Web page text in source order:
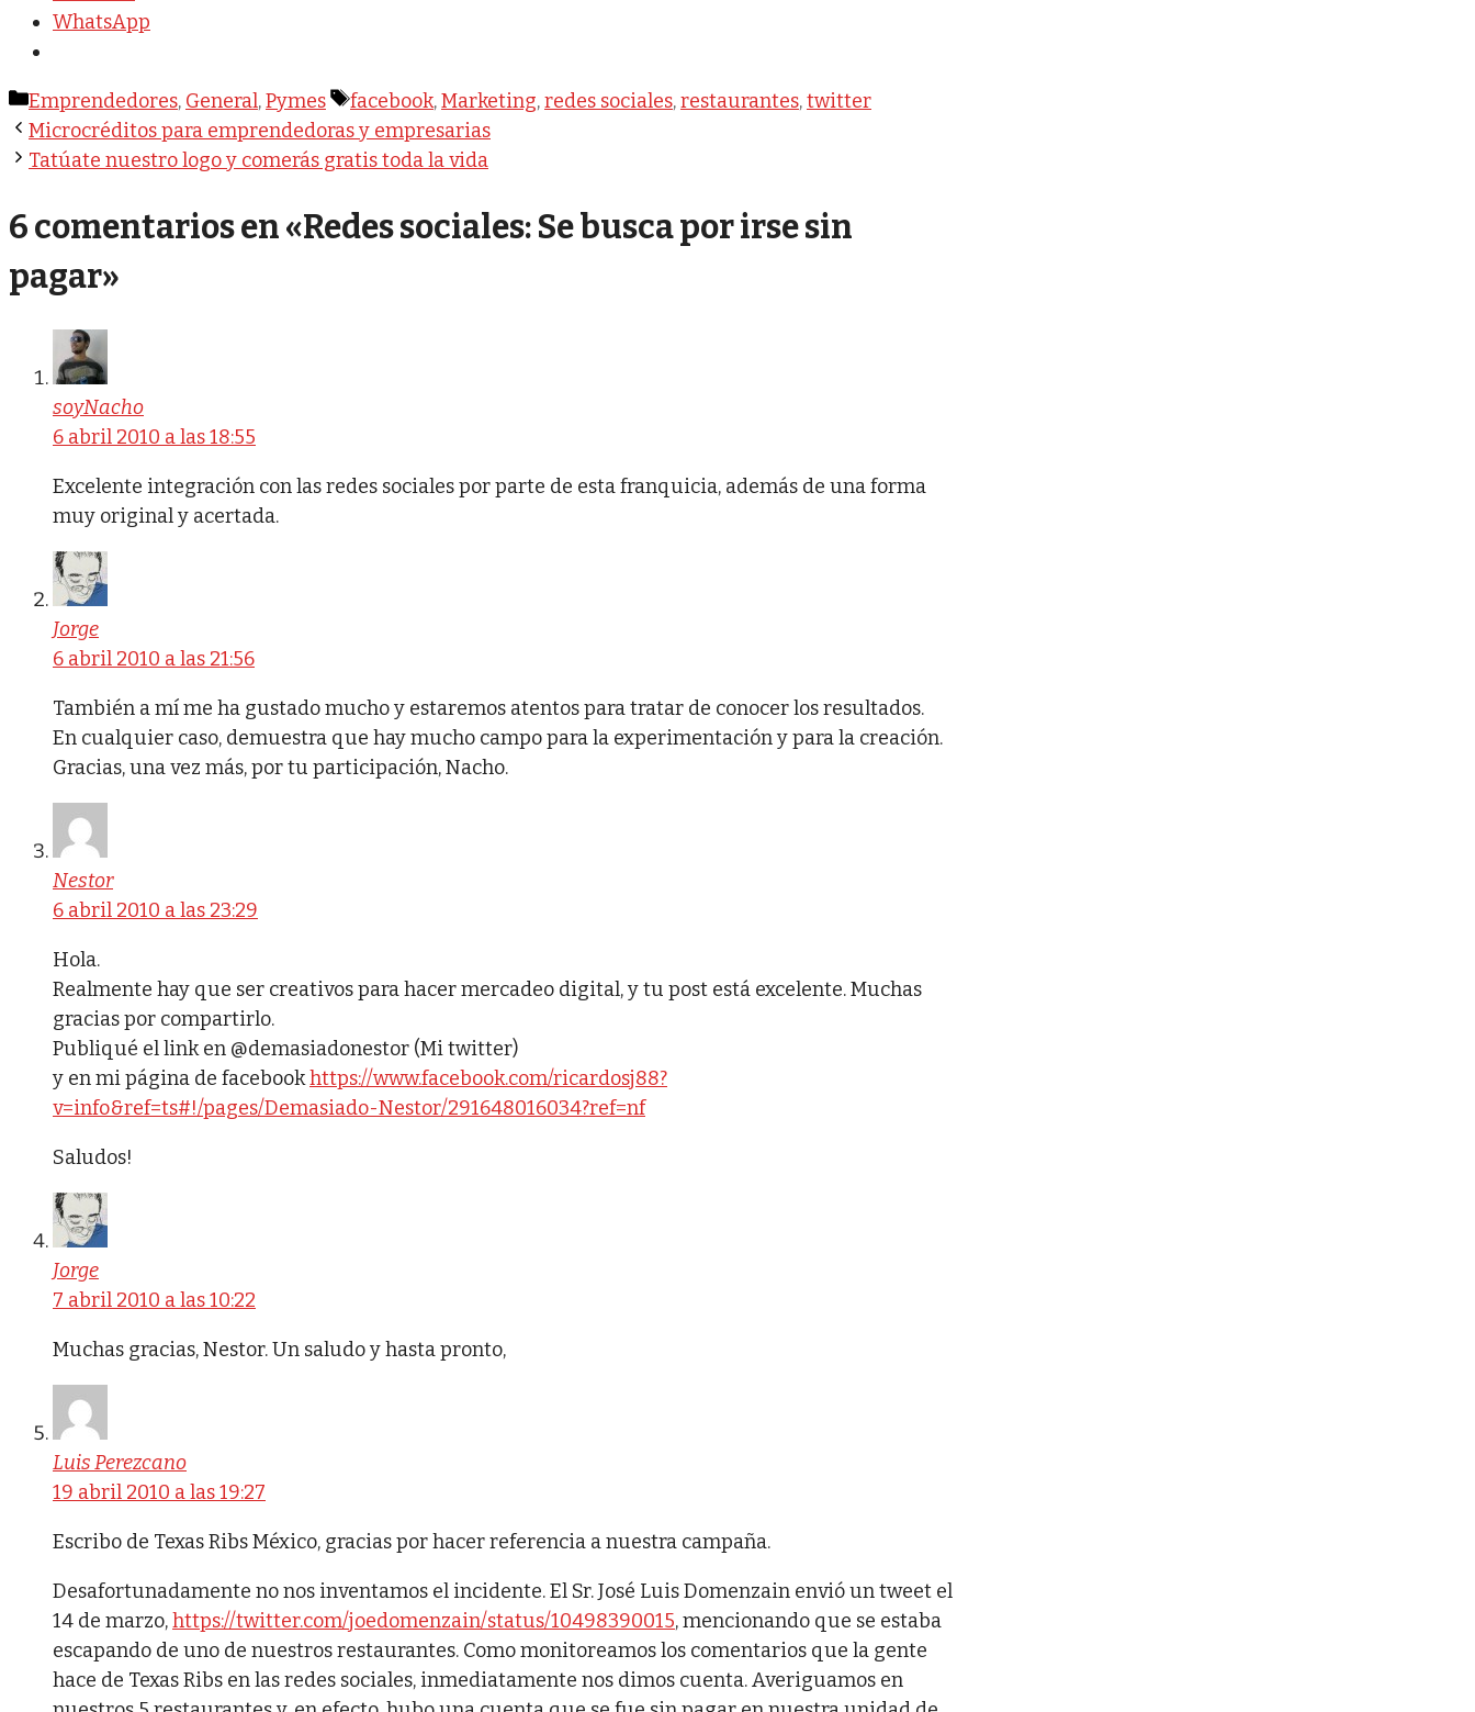
WhatsApp
Categorías
Emprendedores, General,Pymes Etiquetas
facebook,Marketing,redes sociales,restaurantes,twitter
Microcréditos para emprendedoras y empresarias
Tatúate nuestro logo y comerás gratis toda la vida
6 comentarios en «Redes sociales: Se busca por irse sin
pagar»
soyNacho
6 abril 2010 a las 18:55
Excelente integración con las redes sociales por parte de esta franquicia, además de una forma
muy original y acertada.
Jorge
6 abril 2010 a las 21:56
También a mí me ha gustado mucho y estaremos atentos para tratar de conocer los resultados.
En cualquier caso, demuestra que hay mucho campo para la experimentación y para la creación.
Gracias, una vez más, por tu participación, Nacho.
Nestor
6 abril 2010 a las 23:29
Hola.
Realmente hay que ser creativos para hacer mercadeo digital, y tu post está excelente. Muchas
gracias por compartirlo.
Publiqué el link en @demasiadonestor (Mi twitter)
y en mi página de facebookhttps://www.facebook.com/ricardosj88?
v=info&ref=ts#!/pages/Demasiado-Nestor/291648016034?ref=nf
Saludos!
Jorge
7 abril 2010 a las 10:22
Muchas gracias, Nestor. Un saludo y hasta pronto,
Luis Perezcano
19 abril 2010 a las 19:27
Escribo de Texas Ribs México, gracias por hacer referencia a nuestra campaña.
Desafortunadamente no nos inventamos el incidente. El Sr. José Luis Domenzain envió un tweet el
14 de marzo,https://twitter.com/joedomenzain/status/10498390015, mencionando que se estaba
escapando de uno de nuestros restaurantes. Como monitoreamos los comentarios que la gente
hace de Texas Ribs en las redes sociales, inmediatamente nos dimos cuenta. Averiguamos en